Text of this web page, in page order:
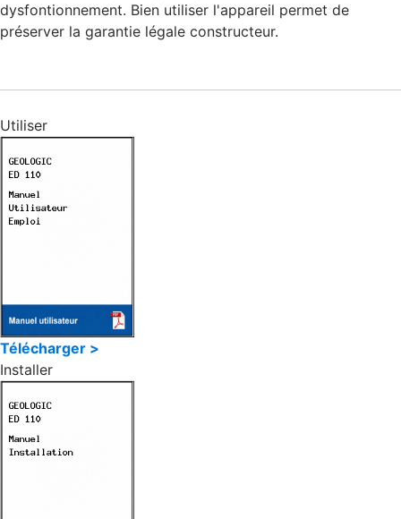
dysfontionnement. Bien utiliser l'appareil permet de
préserver la garantie légale constructeur.
Utiliser
Télécharger >
Installer